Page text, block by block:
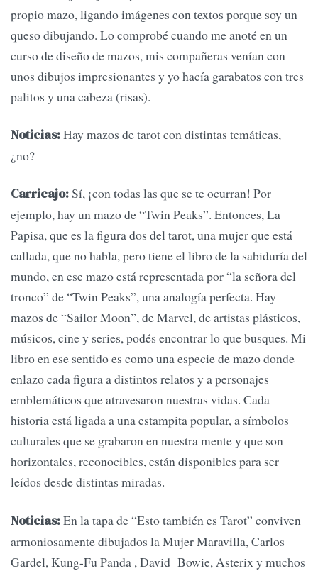
propio mazo, ligando imágenes con textos porque soy un
queso dibujando. Lo comprobé cuando me anoté en un
curso de diseño de mazos, mis compañeras venían con
unos dibujos impresionantes y yo hacía garabatos con tres
palitos y una cabeza (risas).
Noticias:Hay mazos de tarot con distintas temáticas,
¿no?
Carricajo:Sí, ¡con todas las que se te ocurran! Por
ejemplo, hay un mazo de “Twin Peaks”. Entonces, La
Papisa, que es la figura dos del tarot, una mujer que está
callada, que no habla, pero tiene el libro de la sabiduría del
mundo, en ese mazo está representada por “la señora del
tronco” de “Twin Peaks”, una analogía perfecta. Hay
mazos de “Sailor Moon”, de Marvel, de artistas plásticos,
músicos, cine y series, podés encontrar lo que busques. Mi
libro en ese sentido es como una especie de mazo donde
enlazo cada figura a distintos relatos y a personajes
emblemáticos que atravesaron nuestras vidas. Cada
historia está ligada a una estampita popular, a símbolos
culturales que se grabaron en nuestra mente y que son
horizontales, reconocibles, están disponibles para ser
leídos desde distintas miradas.
Noticias:En la tapa de “Esto también es Tarot” conviven
armoniosamente dibujados la Mujer Maravilla, Carlos
Gardel, Kung-Fu Panda , David Bowie, Asterix y muchos